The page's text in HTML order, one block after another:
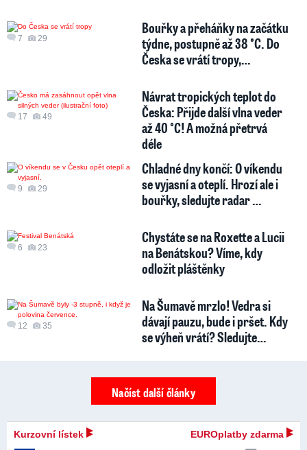
7 29
Bouřky a přeháňky na začátku
týdne, postupně až 38 °C. Do
Česka se vrátí tropy,…
17 49
Návrat tropických teplot do
Česka: Přijde další vlna veder
až 40 °C! A možná přetrvá
déle
9 29
Chladné dny končí: O víkendu
se vyjasní a oteplí. Hrozí ale i
bouřky, sledujte radar …
6 23
Chystáte se na Roxette a Lucii
na Benátskou? Víme, kdy
odložit pláštěnky
12 35
Na Šumavě mrzlo! Vedra si
dávají pauzu, bude i pršet. Kdy
se výheň vrátí? Sledujte…
Načíst další články
Kurzovní lístek EUROplatby zdarma